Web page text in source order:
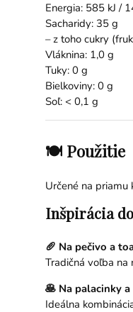
Energia: 585 kJ /
Sacharidy: 35 g
– z toho cukry
Vláknina: 1,0 g
Tuky: 0 g
Bielkoviny: 0 g
Soľ: < 0,1 g
🍽 Použitie
Určené na priamu
Inšpirácia
🥖 Na pečivo a
Tradičná voľba na
🥞 Na palacinky
Ideálna